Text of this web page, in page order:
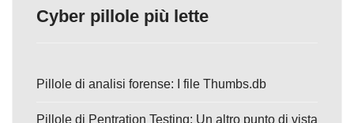
Cyber pillole più lette
Pillole di analisi forense: I file Thumbs.db
Pillole di Pentration Testing: Un altro punto di vista